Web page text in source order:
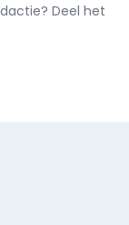
Deel het